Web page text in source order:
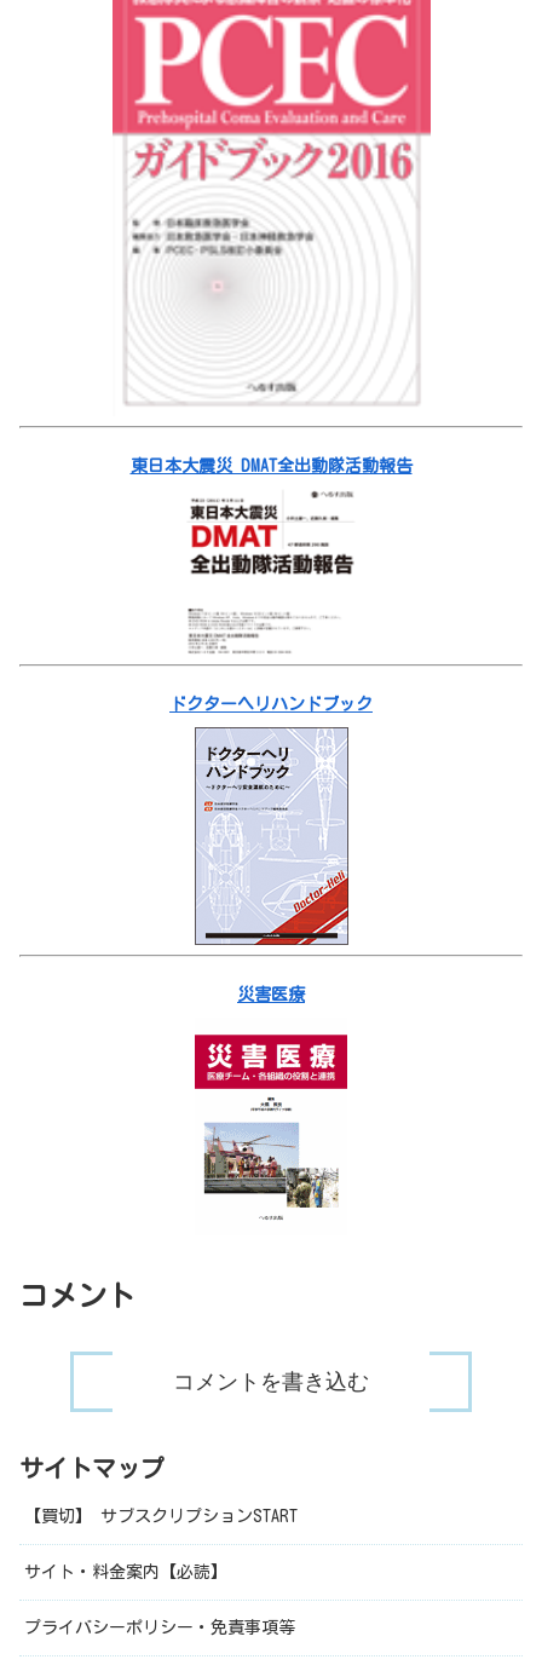
東日本大震災 DMAT全出動隊活動報告
ドクターヘリハンドブック
災害医療
コメント
コメントを書き込む
サイトマップ
【買切】 サブスクリプションSTART
サイト・料金案内【必読】
プライバシーポリシー・免責事項等